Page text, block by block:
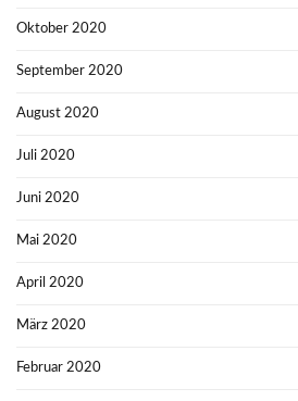
Oktober 2020
September 2020
August 2020
Juli 2020
Juni 2020
Mai 2020
April 2020
März 2020
Februar 2020